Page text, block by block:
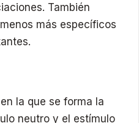
También
más específicos
la que se forma la
neutro y el estímulo